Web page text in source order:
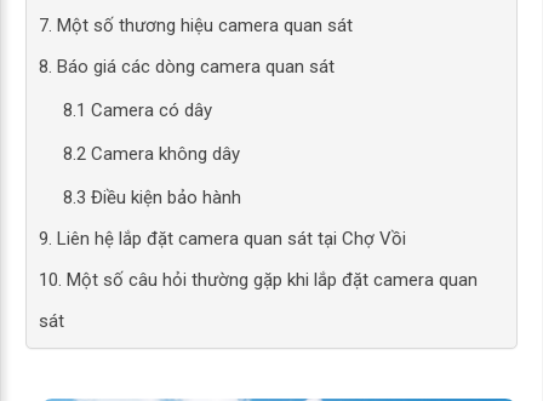
7. Một số thương hiệu camera quan sát
8. Báo giá các dòng camera quan sát
8.1 Camera có dây
8.2 Camera không dây
8.3 Điều kiện bảo hành
9. Liên hệ lắp đặt camera quan sát tại Chợ Vồi
10. Một số câu hỏi thường gặp khi lắp đặt camera quan
sát